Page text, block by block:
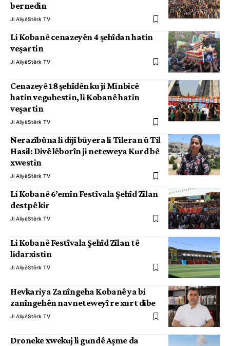
bernedin
Ji AliyêStêrk TV
Li Kobanê cenazeyên 4 şehîdan hatin
veşartin
Ji AliyêStêrk TV
Cenazeyê 18 şehîdên ku ji Minbicê
hatin veguhestin, li Kobanê hatin
veşartin
Ji AliyêStêrk TV
Nerazîbûna li dijî bûyera li Tileran û Til
Hasil: Divê lêborîn ji neteweya Kurd bê
xwestin
Ji AliyêStêrk TV
Li Kobanê 6’emîn Festîvala Şehîd Zîlan
destpê kir
Ji AliyêStêrk TV
Li Kobanê Festîvala Şehîd Zîlan tê
lidarxistin
Ji AliyêStêrk TV
Hevkariya Zanîngeha Kobanê ya bi
zanîngehên navneteweyî re xurt dibe
Ji AliyêStêrk TV
Droneke xwekuj li gundê Aşme da